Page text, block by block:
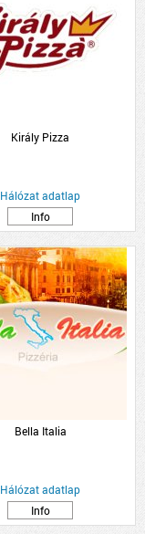
Király Pizza
Hálózat adatlap
Info
Bella Italia
Hálózat adatlap
Info